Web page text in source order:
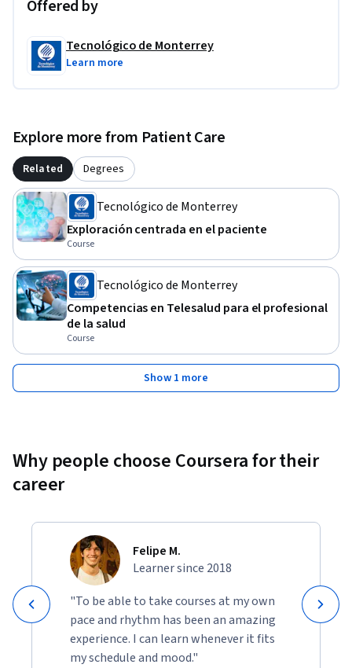
Offered by
Tecnológico de Monterrey
Learn more
Explore more from Patient Care
Related Degrees
Tecnológico de Monterrey
Exploración centrada en el paciente
Course
Tecnológico de Monterrey
Competencias en Telesalud para el profesional
de la salud
Course
Show 1 more
Why people choose Coursera for their
career
Felipe M.
Learner since 2018
"To be able to take courses at my own
pace and rhythm has been an amazing
experience. I can learn whenever it fits
my schedule and mood."